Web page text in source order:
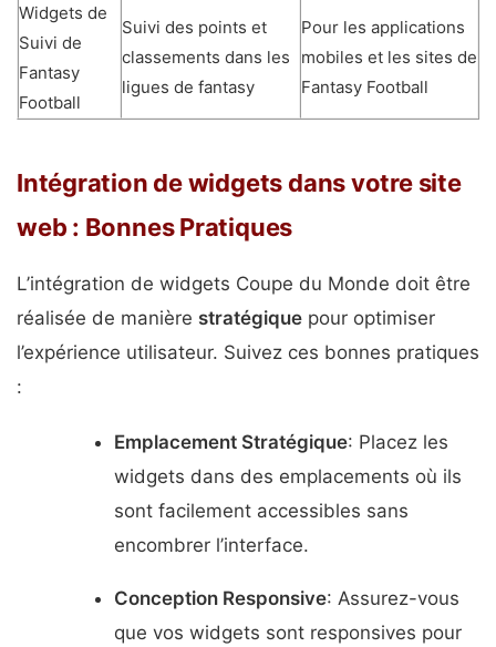
Widgets de
Suivi de
Fantasy
Football
Suivi des points et
classements dans les
ligues de fantasy
Pour les applications
mobiles et les sites de
Fantasy Football
Intégration de widgets dans votre site
web : Bonnes Pratiques
L’intégration de widgets Coupe du Monde doit être
réalisée de manière stratégique pour optimiser
l’expérience utilisateur. Suivez ces bonnes pratiques
:
Emplacement Stratégique: Placez les
widgets dans des emplacements où ils
sont facilement accessibles sans
encombrer l’interface.
Conception Responsive: Assurez-vous
que vos widgets sont responsives pour